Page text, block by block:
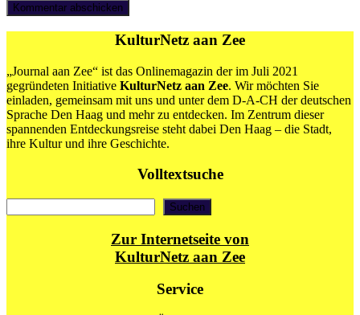
KulturNetz aan Zee
„Journal aan Zee“ ist das Onlinemagazin der im Juli 2021
gegründeten Initiative KulturNetz aan Zee. Wir möchten Sie
einladen, gemeinsam mit uns und unter dem D-A-CH der deutschen
Sprache Den Haag und mehr zu entdecken. Im Zentrum dieser
spannenden Entdeckungsreise steht dabei Den Haag – die Stadt,
ihre Kultur und ihre Geschichte.
Volltextsuche
Suchen
Zur Internetseite von
KulturNetz aan Zee
Service